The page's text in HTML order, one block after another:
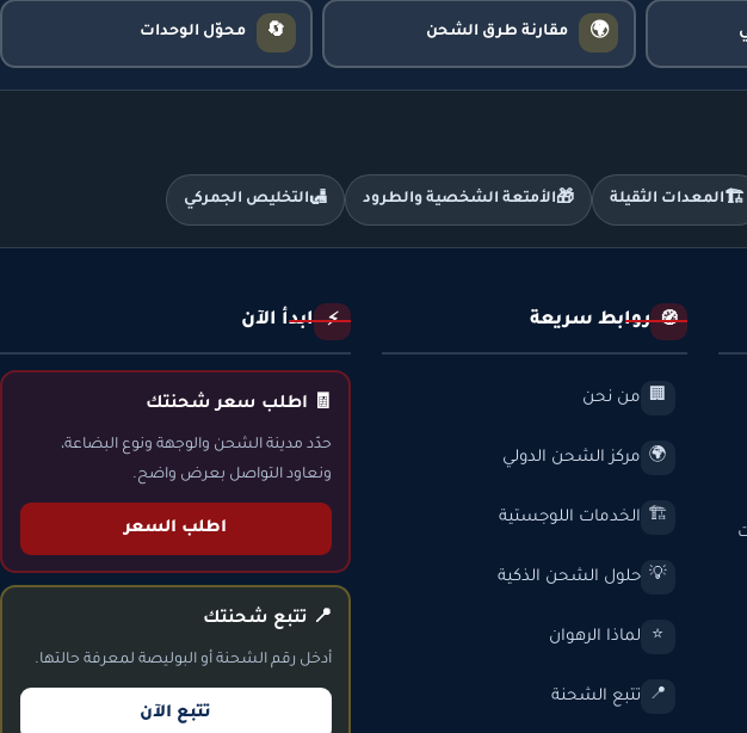
🌍 مقارنة طرق الشحن 🔄 محوّل الوحدات
🏗️المعدات الثقيلة 🎁الأمتعة الشخصية والطرود 🛃التخليص الجمركي
🧭 روابط سريعة
🏢 من نحن
🌍 مركز الشحن الدولي
🏗️ الخدمات اللوجستية
💡 حلول الشحن الذكية
⭐ لماذا الرهوان
📍 تتبع الشحنة
⚡ ابدأ الآن
🧾 اطلب سعر شحنتك
حدّد مدينة الشحن والوجهة ونوع البضاعة،
ونعاود التواصل بعرض واضح.
اطلب السعر
📍 تتبع شحنتك
أدخل رقم الشحنة أو البوليصة لمعرفة حالتها.
تتبع الآن